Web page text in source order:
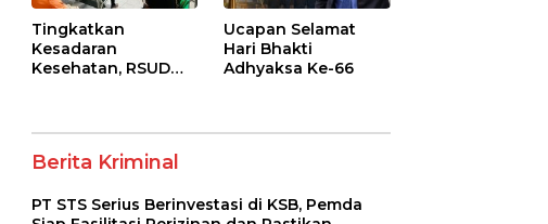
Tingkatkan
Kesadaran
Kesehatan, RSUD
Ucapan Selamat
Hari Bhakti
Adhyaksa Ke-66
Berita Kriminal
PT STS Serius Berinvestasi di KSB, Pemda